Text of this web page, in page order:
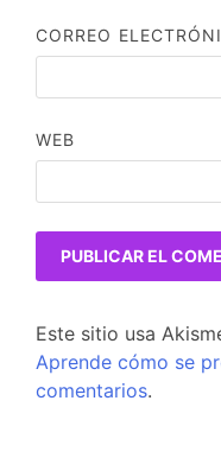
CORREO
WEB
Este sitio usa
Aprende cómo se
comentarios.